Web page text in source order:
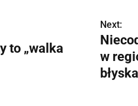
to „walka
Next:
w